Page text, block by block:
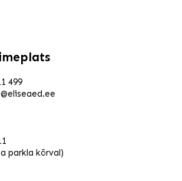
499
parkla kõrval)